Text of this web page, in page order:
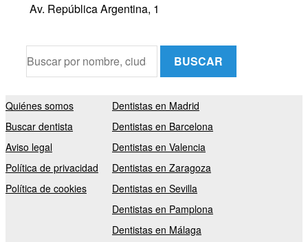
Av. República Argentina, 1
BUSCAR
Quiénes somos
Buscar dentista
Aviso legal
Política de privacidad
Política de cookies
Dentistas en Madrid
Dentistas en Barcelona
Dentistas en Valencia
Dentistas en Zaragoza
Dentistas en Sevilla
Dentistas en Pamplona
Dentistas en Málaga